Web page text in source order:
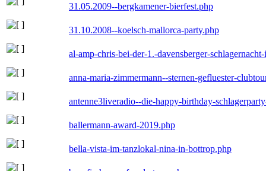
31.05.2009--bergkamener-bierfest.php
31.10.2008--koelsch-mallorca-party.php
al-amp-chris-bei-der-1.-davensberger-
anna-maria-zimmermann--sternen-gefluester-
antenne3liveradio--die-happy-birthday-
ballermann-award-2019.php
bella-vista-im-tanzlokal-nina-in-bottrop.php